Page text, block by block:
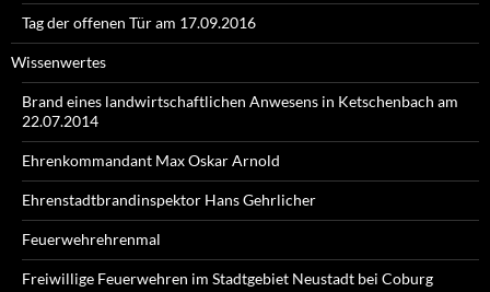
Tag der offenen Tür am 17.09.2016
Wissenwertes
Brand eines landwirtschaftlichen Anwesens in Ketschenbach am
22.07.2014
Ehrenkommandant Max Oskar Arnold
Ehrenstadtbrandinspektor Hans Gehrlicher
Feuerwehrehrenmal
Freiwillige Feuerwehren im Stadtgebiet Neustadt bei Coburg